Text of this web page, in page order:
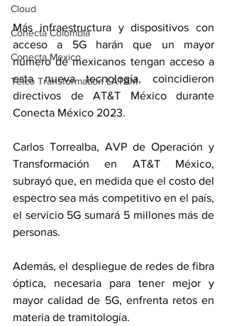
Cloud
Conecta Colombia
Conecta Mexico
Telco Transformation LATAM
Más infraestructura y dispositivos con
acceso a 5G harán que un mayor
número de mexicanos tengan acceso a
esta nueva tecnología, coincidieron
directivos de AT&T México durante
Conecta México 2023.
Carlos Torrealba, AVP de Operación y
Transformación en AT&T México,
subrayó que, en medida que el costo del
espectro sea más competitivo en el país,
el servicio 5G sumará 5 millones más de
personas.
Además, el despliegue de redes de fibra
óptica, necesaria para tener mejor y
mayor calidad de 5G, enfrenta retos en
materia de tramitología.